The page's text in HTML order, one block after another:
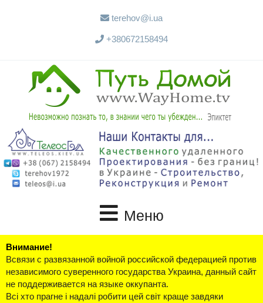
terehov@i.ua
+380672158494
Меню
Внимание!
Всвязи с развязанной войной российской федерацией против
независимого суверенного государства Украина, данный сайт
не поддерживается на языке оккупанта.
Всі хто прагне і надалі робити цей світ краще завдяки